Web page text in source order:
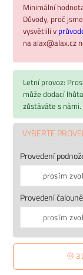
Minimální
Důvody, proč
vysvětlili v
na alax@alax.cz
Letní provoz:
může dodací
zůstáváte s
VYBERTE
Provedení
prosím
Provedení
prosím